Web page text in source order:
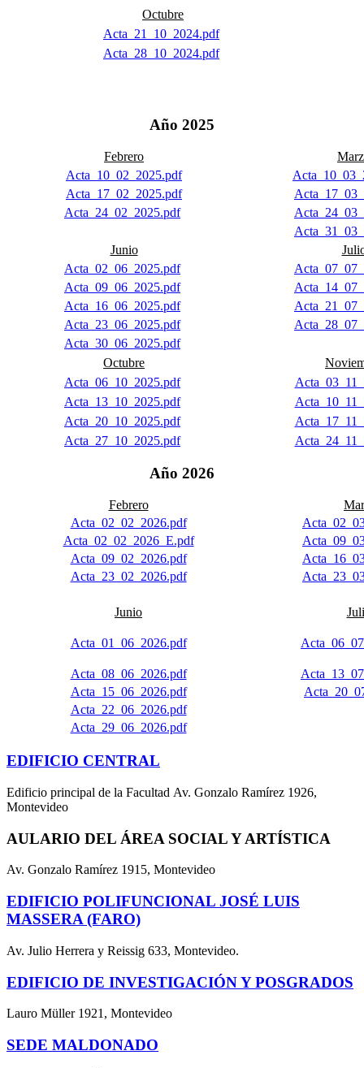
Octubre
Acta_21_10_2024.pdf
Acta_28_10_2024.pdf
Año 2025
Febrero
Acta_10_02_2025.pdf
Acta_17_02_2025.pdf
Acta_24_02_2025.pdf
Junio
Acta_02_06_2025.pdf
Acta_09_06_2025.pdf
Acta_16_06_2025.pdf
Acta_23_06_2025.pdf
Acta_30_06_2025.pdf
Octubre
Acta_06_10_2025.pdf
Acta_13_10_2025.pdf
Acta_20_10_2025.pdf
Acta_27_10_2025.pdf
Año 2026
Febrero
Acta_02_02_2026.pdf
Acta_02_02_2026_E.pdf
Acta_09_02_2026.pdf
Acta_23_02_2026.pdf
Junio
Acta_01_06_2026.pdf
Acta_08_06_2026.pdf
Acta_15_06_2026.pdf
Acta_22_06_2026.pdf
Acta_29_06_2026.pdf
EDIFICIO CENTRAL
Edificio principal de la Facultad Av. Gonzalo Ramírez 1926,
Montevideo
AULARIO DEL ÁREA SOCIAL Y ARTÍSTICA
Av. Gonzalo Ramírez 1915, Montevideo
EDIFICIO POLIFUNCIONAL JOSÉ LUIS
MASSERA (FARO)
Av. Julio Herrera y Reissig 633, Montevideo.
EDIFICIO DE INVESTIGACIÓN Y POSGRADOS
Lauro Müller 1921, Montevideo
SEDE MALDONADO